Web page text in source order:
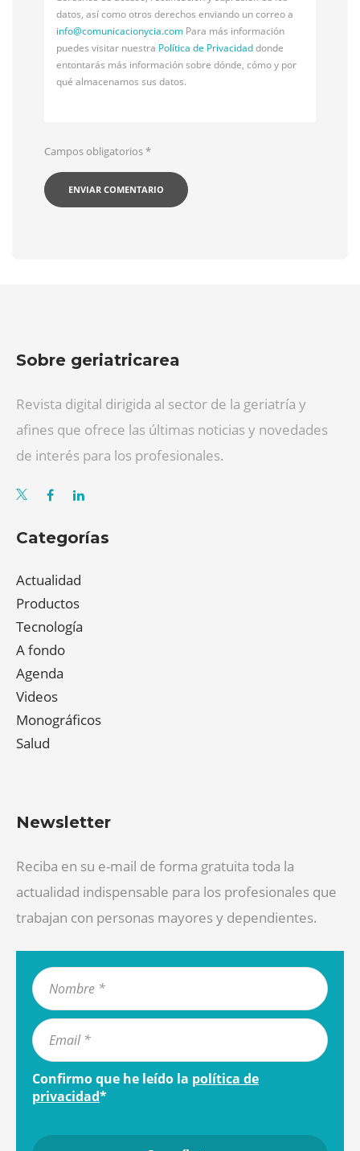
datos, así como otros derechos enviando un correo a
info@comunicacionycia.com Para más información
puedes visitar nuestra Política de Privacidaddonde
entontarás más información sobre dónde, cómo y por
qué almacenamos sus datos.
Campos obligatorios*
Sobre geriatricarea
Revista digital dirigida al sector de la geriatría y
afines que ofrece las últimas noticias y novedades
de interés para los profesionales.
Categorías
Actualidad
Productos
Tecnología
A fondo
Agenda
Videos
Monográficos
Salud
Newsletter
Reciba en su e-mail de forma gratuita toda la
actualidad indispensable para los profesionales que
trabajan con personas mayores y dependientes.
Confirmo que he leído la política de
privacidad*